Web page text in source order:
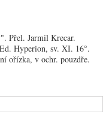
Přel. Jarmil Krecar.
Hyperion, sv. XI. 16°.
ořízka, v ochr. pouzdře.